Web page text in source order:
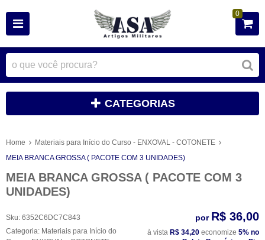
0
CATEGORIAS
Home
Materiais para Início do Curso - ENXOVAL - COTONETE
MEIA BRANCA GROSSA ( PACOTE COM 3 UNIDADES)
MEIA BRANCA GROSSA ( PACOTE COM 3
UNIDADES)
Sku: 6352C6DC7C843
Categoria: Materiais para Início do
por R$ 36,00
à vista R$ 34,20 economize 5% no